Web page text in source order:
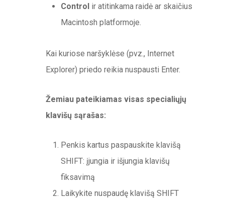
Control ir atitinkama raidė ar skaičius
Macintosh platformoje.
Kai kuriose naršyklėse (pvz., Internet
Explorer) priedo reikia nuspausti Enter.
Žemiau pateikiamas visas specialiųjų
klavišų sąrašas:
Penkis kartus paspauskite klavišą
SHIFT: įjungia ir išjungia klavišų
fiksavimą
Laikykite nuspaudę klavišą SHIFT